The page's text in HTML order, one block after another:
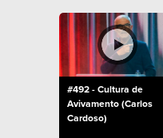
#492 - Cultura de
Avivamento (Carlos
Cardoso)